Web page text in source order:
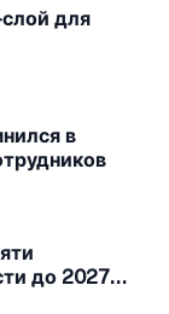
для
в
до 2027